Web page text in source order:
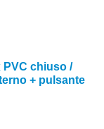
PVC chiuso /
+ pulsante